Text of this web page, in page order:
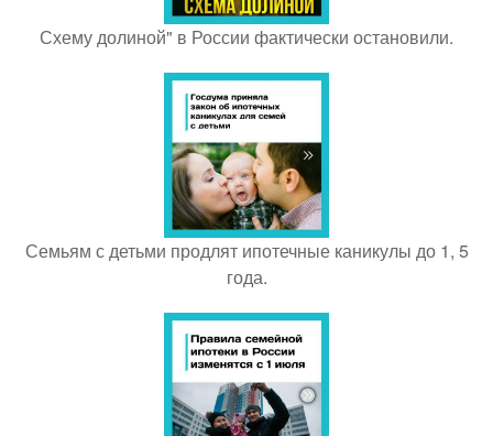
Схему долиной" в России фактически остановили.
Семьям с детьми продлят ипотечные каникулы до 1, 5
года.